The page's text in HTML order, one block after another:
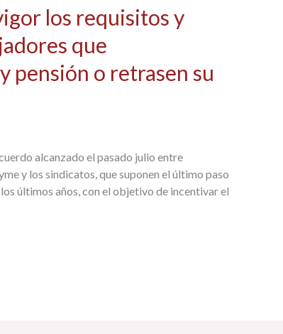
los requisitos y
que
pensión o retrasen su
alcanzado el pasado julio entre
y los sindicatos, que suponen el último paso
últimos años, con el objetivo de incentivar el